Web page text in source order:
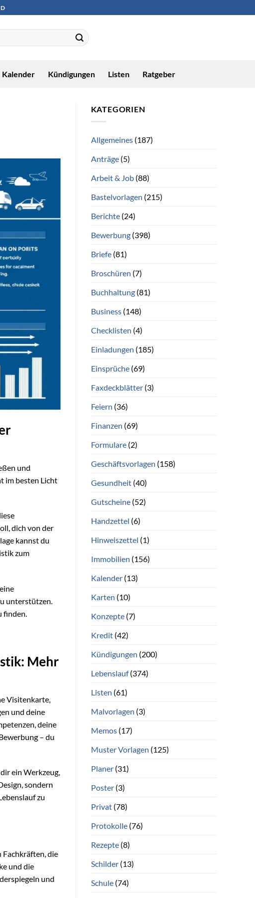
Kalender Kündigungen Listen Ratgeber
und
im besten Licht
dich von der
kannst du
zum
unterstützen.
finden.
Mehr
Visitenkarte,
und deine
deine
– du
ein Werkzeug,
sondern
zu
Fachkräften, die
und die
und
KATEGORIEN
Allgemeines(187)
Anträge(5)
Arbeit & Job(88)
Bastelvorlagen (215)
Berichte(24)
Bewerbung(398)
Briefe(81)
Broschüren (7)
Buchhaltung(81)
Business(148)
Checklisten (4)
Einladungen (185)
Einsprüche(69)
Faxdeckblätter(3)
Feiern (36)
Finanzen (69)
Formulare(2)
Geschäftsvorlagen (158)
Gesundheit(40)
Gutscheine(52)
Handzettel (6)
Hinweiszettel (1)
Immobilien (156)
Kalender(13)
Karten (10)
Konzepte(7)
Kredit(42)
Kündigungen (200)
Lebenslauf(374)
Listen (61)
Malvorlagen (3)
Memos(17)
Muster Vorlagen (125)
Planer(31)
Poster(3)
Privat(78)
Protokolle(76)
Rezepte(8)
Schilder(13)
Schule(74)